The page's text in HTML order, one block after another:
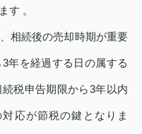
す 。
相続後の売却時期が重要
年を経過する日の属する
税申告期限から3年以内
応が節税の鍵となりま